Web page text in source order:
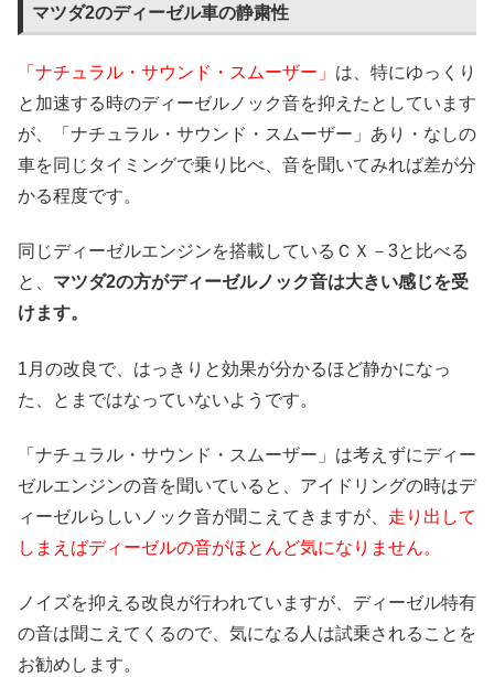
マツダ2のディーゼル車の静粛性
「ナチュラル・サウンド・スムーザー」 は、特にゆっくり
と加速する時のディーゼルノック音を抑えたとしています
が、「ナチュラル・サウンド・スムーザー」あり・なしの
車を同じタイミングで乗り比べ、音を聞いてみれば差が分
かる程度です。
同じディーゼルエンジンを搭載しているＣＸ－3と比べる
と、 マツダ2の方がディーゼルノック音は大きい感じを受
けます。
1月の改良で、はっきりと効果が分かるほど静かになっ
た、とまではなっていないようです。
「ナチュラル・サウンド・スムーザー」は考えずにディー
ゼルエンジンの音を聞いていると、アイドリングの時はデ
ィーゼルらしいノック音が聞こえてきますが、 走り出して
しまえばディーゼルの音がほとんど気になりません。
ノイズを抑える改良が行われていますが、ディーゼル特有
の音は聞こえてくるので、気になる人は試乗されることを
お勧めします。